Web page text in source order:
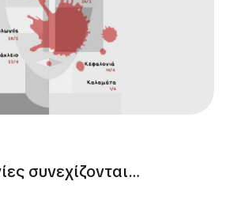
συνεχίζονται…